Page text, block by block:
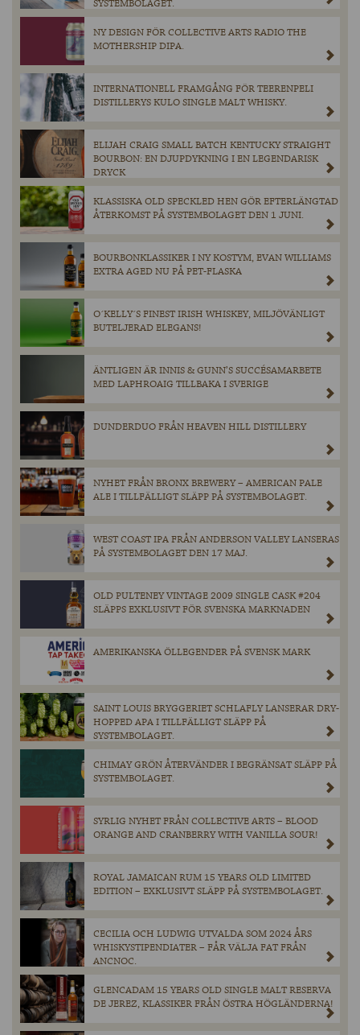
SYSTEMBOLAGET.
NY DESIGN FÖR COLLECTIVE ARTS RADIO THE
MOTHERSHIP DIPA.
INTERNATIONELL FRAMGÅNG FÖR TEERENPELI
DISTILLERYS KULO SINGLE MALT WHISKY.
ELIJAH CRAIG SMALL BATCH KENTUCKY STRAIGHT
BOURBON: EN DJUPDYKNING I EN LEGENDARISK
DRYCK
KLASSISKA OLD SPECKLED HEN GÖR EFTERLÄNGTAD
ÅTERKOMST PÅ SYSTEMBOLAGET DEN 1 JUNI.
BOURBONKLASSIKER I NY KOSTYM, EVAN WILLIAMS
EXTRA AGED NU PÅ PET-FLASKA
O´KELLY´S FINEST IRISH WHISKEY, MILJÖVÄNLIGT
BUTELJERAD ELEGANS!
ÄNTLIGEN ÄR INNIS & GUNN’S SUCCÉSAMARBETE
MED LAPHROAIG TILLBAKA I SVERIGE
DUNDERDUO FRÅN HEAVEN HILL DISTILLERY
NYHET FRÅN BRONX BREWERY – AMERICAN PALE
ALE I TILLFÄLLIGT SLÄPP PÅ SYSTEMBOLAGET.
WEST COAST IPA FRÅN ANDERSON VALLEY LANSERAS
PÅ SYSTEMBOLAGET DEN 17 MAJ.
OLD PULTENEY VINTAGE 2009 SINGLE CASK #204
SLÄPPS EXKLUSIVT FÖR SVENSKA MARKNADEN
AMERIKANSKA ÖLLEGENDER PÅ SVENSK MARK
SAINT LOUIS BRYGGERIET SCHLAFLY LANSERAR DRY-
HOPPED APA I TILLFÄLLIGT SLÄPP PÅ
SYSTEMBOLAGET.
CHIMAY GRÖN ÅTERVÄNDER I BEGRÄNSAT SLÄPP PÅ
SYSTEMBOLAGET.
SYRLIG NYHET FRÅN COLLECTIVE ARTS – BLOOD
ORANGE AND CRANBERRY WITH VANILLA SOUR!
ROYAL JAMAICAN RUM 15 YEARS OLD LIMITED
EDITION – EXKLUSIVT SLÄPP PÅ SYSTEMBOLAGET.
CECILIA OCH LUDWIG UTVALDA SOM 2024 ÅRS
WHISKYSTIPENDIATER – FÅR VÄLJA FAT FRÅN
ANCNOC.
GLENCADAM 15 YEARS OLD SINGLE MALT RESERVA
DE JEREZ, KLASSIKER FRÅN ÖSTRA HÖGLÄNDERNA!